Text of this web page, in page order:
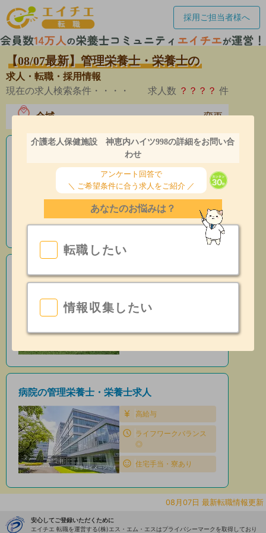
採用ご担当者様へ
【08/07最新】管理栄養士・栄養士の
求人・転職・採用情報
現在の求人検索条件・・・・
求人数 ？？？？ 件
全域 変更
産休育休制度有
昇給あり
指導環境充実
保育園の管理栄養士・栄養士求人
昇給あり
日勤のみ
病院の管理栄養士・栄養士求人
高給与
ライフワークバランス
◎
住宅手当・寮あり
介護老人保健施設 神恵内ハイツ998の詳細をお問い合
わせ
アンケート回答で
＼ ご希望条件に合う求人をご紹介 ／
あなたのお悩みは？
転職したい
情報収集したい
08月07日 最新転職情報更新
安心してご登録いただくために
エイチエ 転職を運営する(株)エス・エム・エスはプライバシーマークを取得しており